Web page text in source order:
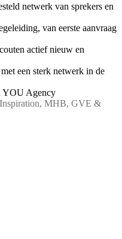
netwerk van sprekers en
van eerste aanvraag
actief nieuw en
met een sterk netwerk in de
YOU Agency
MHB, GVE &